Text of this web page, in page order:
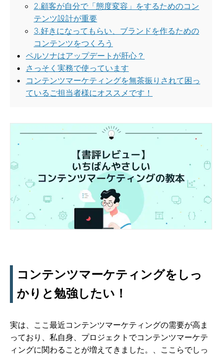
2.顧客が自分で「態度変容」をするためのコン
テンツ設計が重要
3.好きになってもらい、ブランドを作るための
コンテンツをつくろう
ペルソナはアップデートが肝心？
さっそく実務で使っています
コンテンツマーケティングを無茶振りされて困っ
ているご担当者様にオススメです！
コンテンツマーケティングをしっ
かりと勉強したい！
実は、ここ最近コンテンツマーケティングの需要が高ま
っており、私自身、プロジェクトでコンテンツマーケテ
ィングに関わることが増えてきました。、ここらでしっ